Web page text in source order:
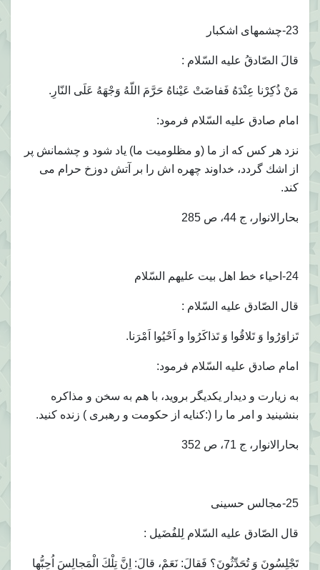
23-چشمهاى اشكبار
قالَ الصّادقُ عليه السّلام :
مَنْ ذُكِرْنا عِنْدَهُ فَفاضَتْ عَيْناهُ حَرَّمَ اللّهُ وَجْهَهُ عَلَى النّارِ.
امام صادق عليه السّلام فرمود:
نزد هر كس كه از ما (و مظلوميت ما) ياد شود و چشمانش پر
از اشك گردد، خداوند چهره اش را بر آتش دوزخ حرام مى
كند.
بحارالانوار، ج 44، ص 285
24-احياء خط اهل بيت عليهم السّلام
قال الصّادق عليه السّلام :
تَزاوَرُوا وَ تَلاقُوا وَ تَذاكَرُوا و اَحْيُوا اَمْرَنا.
امام صادق عليه السّلام فرمود:
به زيارت و ديدار يكديگر برويد، با هم به سخن و مذاكره
بنشينيد و امر ما را (:كنايه از حكومت و رهبرى ) زنده كنيد.
بحارالانوار، ج 71، ص 352
25-مجالس حسينى
قال الصّادق عليه السّلام لِلفُضَيل :
تَجْلِسُونَ وَ تُحَدِّثُونَ؟ فَقالَ: نَعَمْ، قالَ: اِنَّ تِلْكَ الْمَجالِسَ اُحِبُّها